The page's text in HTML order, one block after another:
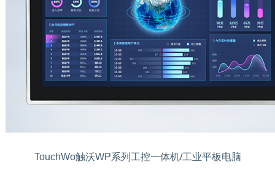
TouchWo触沃WP系列工控一体机/工业平板电脑